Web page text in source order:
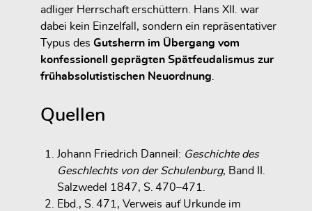
adliger Herrschaft erschüttern. Hans XII. war
dabei kein Einzelfall, sondern ein repräsentativer
Typus des Gutsherrn im Übergang vom
konfessionell geprägten Spätfeudalismus zur
frühabsolutistischen Neuordnung.
Quellen
Johann Friedrich Danneil: Geschichte des
Geschlechts von der Schulenburg, Band II.
Salzwedel 1847, S. 470–471.
Ebd., S. 471, Verweis auf Urkunde im